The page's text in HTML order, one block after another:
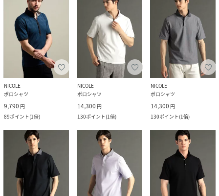
NICOLE
ポロシャツ
9,790 円
89ポイント(1倍)
NICOLE
ポロシャツ
14,300 円
130ポイント(1倍)
NICOLE
ポロシャツ
14,300 円
130ポイント(1倍)